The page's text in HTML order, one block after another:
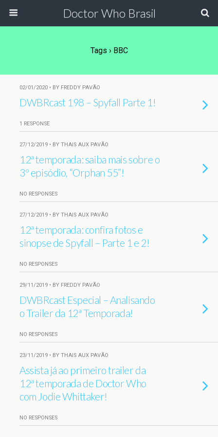
Doctor Who Brasil
Tags › BBC
02/01/2020 • BY FREDDY PAVÃO
DWBRcast 198 – Spyfall Parte 1!
1 RESPONSE
27/12/2019 • BY THAIS AUX PAVÃO
12ª temporada: saiba mais sobre o
3º episódio, “Orphan 55”!
NO RESPONSES
27/12/2019 • BY THAIS AUX PAVÃO
12ª temporada: confira fotos e
sinopse de Spyfall – Parte 1 e 2!
NO RESPONSES
29/11/2019 • BY FREDDY PAVÃO
DWBRcast Especial – Analisando
o Trailer da 12ª Temporada!
NO RESPONSES
23/11/2019 • BY THAIS AUX PAVÃO
Assista já ao primeiro trailer da
12ª temporada de Doctor Who
com Jodie Whittaker!
NO RESPONSES